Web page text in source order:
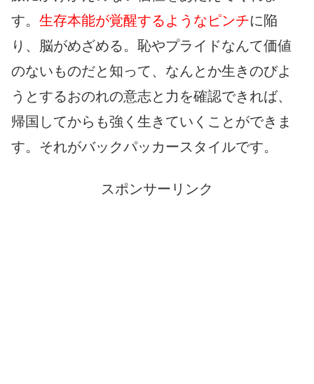
す。 生存本能が覚醒するようなピンチに陥
り、脳がめざめる。恥やプライドなんて価値
のないものだと知って、なんとか生きのびよ
うとするおのれの意志と力を確認できれば、
帰国してからも強く生きていくことができま
す。それがバックパッカースタイルです。
スポンサーリンク